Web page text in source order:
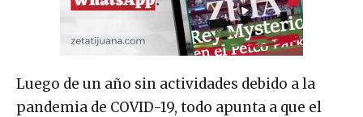
Luego de un año sin actividades debido a la
pandemia de COVID-19, todo apunta a que el